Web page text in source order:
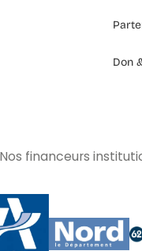
Don
Nos financeurs